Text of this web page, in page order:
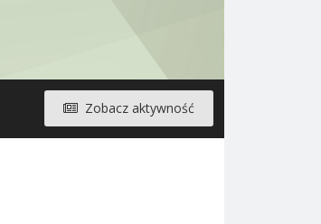
Zobacz aktywność